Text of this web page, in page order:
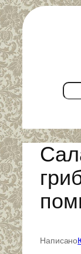
Перейти
к
содержимому
Написано